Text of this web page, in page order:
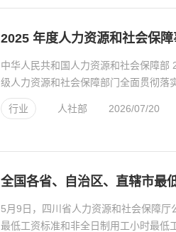
2025 年度人力资源和社会保
中华人民共和国人力资源和社会保障
级人力资源和社会保障部门全面贯彻落
事业取得长足发展...
行业
人社部 2026/07/20
全国各省、自治区、直辖市最
5月9日，四川省人力资源和社会保障
最低工资标准和非全日制用工小时最低
2025年11/